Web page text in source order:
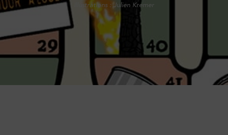
Illustrations : Julien Kremer